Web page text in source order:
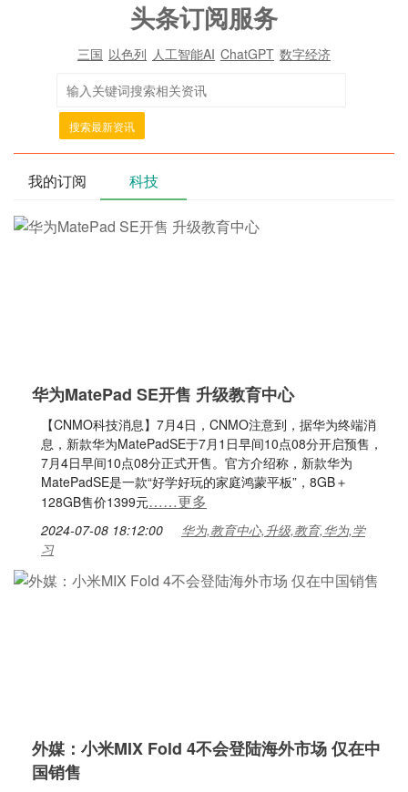
头条订阅服务
三国 以色列 人工智能AI ChatGPT 数字经济
搜索最新资讯
我的订阅 科技
华为MatePad SE开售 升级教育中心
【CNMO科技消息】7月4日，CNMO注意到，据华为终端消
息，新款华为MatePadSE于7月1日早间10点08分开启预售，
7月4日早间10点08分正式开售。官方介绍称，新款华为
MatePadSE是一款“好学好玩的家庭鸿蒙平板”，8GB＋
128GB售价1399元……更多
2024-07-08 18:12:00
华为,教育中心,升级,教育,华为,学
习
外媒：小米MIX Fold 4不会登陆海外市场 仅在中
国销售